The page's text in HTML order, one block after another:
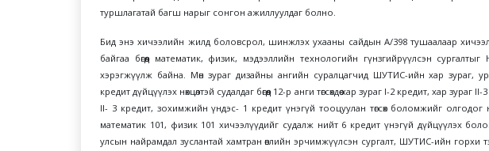
туршлагатай багш нарыг сонгон ажиллуулдаг болно.
Бид энэ хичээлийн жилд боловсрол, шинжлэх ухааны сайдын А/398 тушаалаар хичээл
байгаа бөгөөд математик, физик, мэдээллийн технологийн гүнзгийрүүлсэн сургалтыг НБГ-
хэрэгжүүлж байна. Мөн зураг дизайны ангийн суралцагчид ШУТИС-ийн хар зураг,
кредит дүйцүүлэх нөхцөлтэй судалдаг бөгөөд 12-р анги төгсөхдөө хар зураг I-2 кредит, хар
II- 3 кредит, зохимжийн үндэс- 1 кредит үнэгүй тооцуулан төгсөх боломжийг
математик 101, физик 101 хичээлүүдийг судалж нийт 6 кредит үнэгүй дүйцүүлэх
улсын найрамдал зуслантай хамтран өвлийн эрчимжүүлсэн сургалт, ШУТИС-ийн горхи